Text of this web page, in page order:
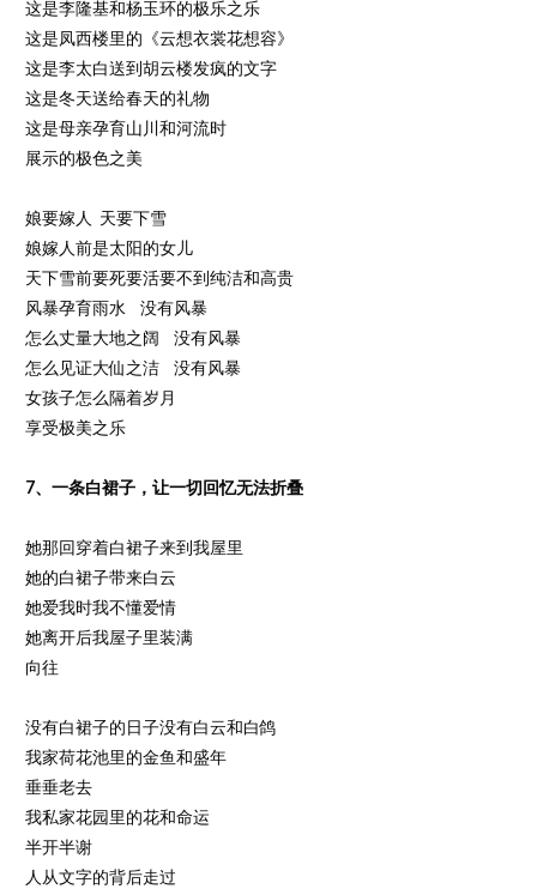
这是李隆基和杨玉环的极乐之乐
这是凤西楼里的《云想衣裳花想容》
这是李太白送到胡云楼发疯的文字
这是冬天送给春天的礼物
这是母亲孕育山川和河流时
展示的极色之美
娘要嫁人 天要下雪
娘嫁人前是太阳的女儿
天下雪前要死要活要不到纯洁和高贵
风暴孕育雨水 没有风暴
怎么丈量大地之阔 没有风暴
怎么见证大仙之洁 没有风暴
女孩子怎么隔着岁月
享受极美之乐
7、一条白裙子，让一切回忆无法折叠
她那回穿着白裙子来到我屋里
她的白裙子带来白云
她爱我时我不懂爱情
她离开后我屋子里装满
向往
没有白裙子的日子没有白云和白鸽
我家荷花池里的金鱼和盛年
垂垂老去
我私家花园里的花和命运
半开半谢
人从文字的背后走过